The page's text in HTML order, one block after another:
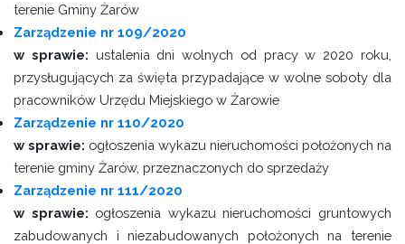
terenie Gminy Żarów
Zarządzenie nr 109/2020
w sprawie: ustalenia dni wolnych od pracy w 2020 roku,
przysługujących za święta przypadające w wolne soboty dla
pracowników Urzędu Miejskiego w Żarowie
Zarządzenie nr 110/2020
w sprawie: ogłoszenia wykazu nieruchomości położonych na
terenie gminy Żarów, przeznaczonych do sprzedaży
Zarządzenie nr 111/2020
w sprawie: ogłoszenia wykazu nieruchomości gruntowych
zabudowanych i niezabudowanych położonych na terenie